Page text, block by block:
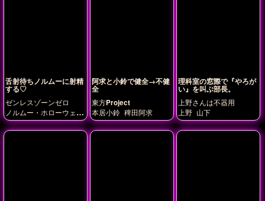
舌射待ちノルムーに射精
する♡
ゼンレスゾーンゼロ
ノルムー・ホローウェ
ル
阿求と小鈴で健全→不健
全
東方Project
本居小鈴 稗田阿求
理科室の窓際で『やろが
い』を叫ぶ部長。
上野さんは不器用
上野 山下